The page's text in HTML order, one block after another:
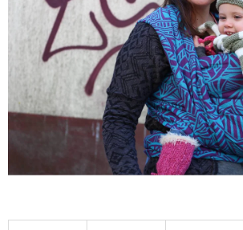
hvězdiček.